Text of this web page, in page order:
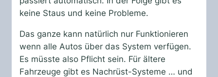
keine Staus und keine Probleme.
Das ganze kann natürlich nur Funktionieren
wenn alle Autos über das System verfügen.
Es müsste also Pflicht sein. Für ältere
Fahrzeuge gibt es Nachrüst-Systeme … und